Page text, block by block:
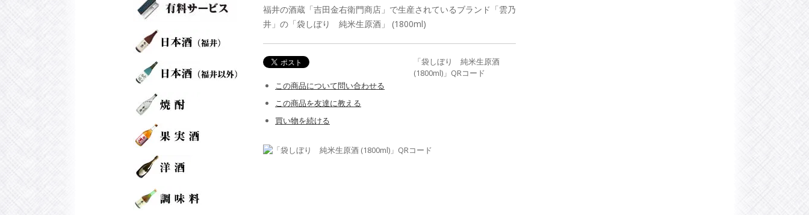
福井の酒蔵「吉田金右衛門商店」で生産されているブランド「雲乃
井」の「袋しぼり 純米生原酒」 (1800ml)
この商品について問い合わせる
この商品を友達に教える
買い物を続ける
「袋しぼり 純米生原酒
(1800ml)」QRコード